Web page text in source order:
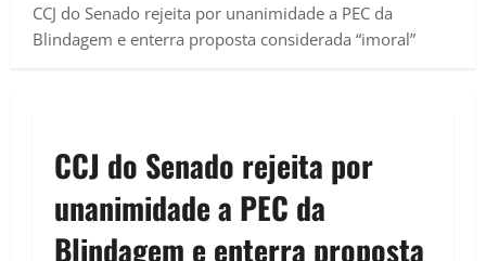
CCJ do Senado rejeita por unanimidade a PEC da
Blindagem e enterra proposta considerada “imoral”
CCJ do Senado rejeita por
unanimidade a PEC da
Blindagem e enterra proposta